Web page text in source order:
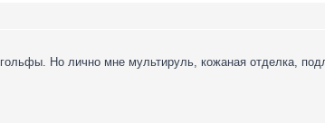
Но лично мне мультируль, кожаная отделка,